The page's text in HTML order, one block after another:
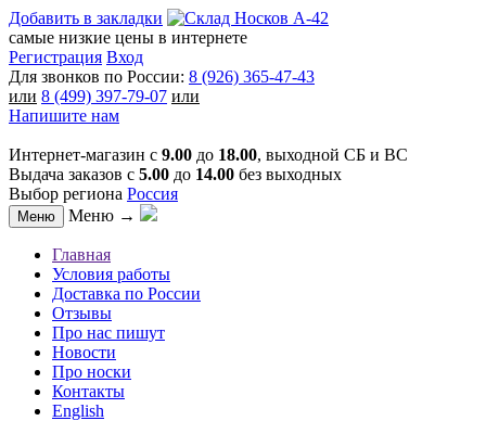
Добавить в закладки
самые низкие цены в интернете
Регистрация Вход
Для звонков по России: 8 (926) 365-47-43
или 8 (499) 397-79-07 или
Напишите нам
Интернет-магазин с 9.00 до 18.00, выходной СБ и ВС
Выдача заказов с 5.00 до 14.00 без выходных
Выбор региона Россия
Меню Меню →
Главная
Условия работы
Доставка по России
Отзывы
Про нас пишут
Новости
Про носки
Контакты
English